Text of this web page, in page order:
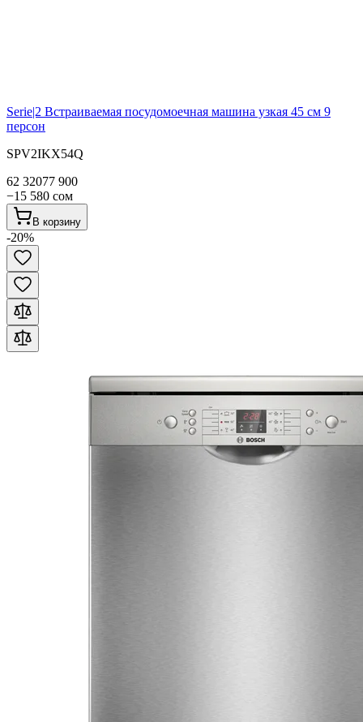
Serie|2 Встраиваемая посудомоечная машина узкая 45 см 9
персон
SPV2IKX54Q
62 32077 900
−15 580 сом
В корзину
-20%